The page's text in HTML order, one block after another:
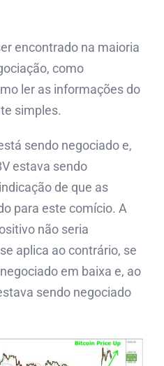
encontrado na maioria
como
ler as informações do
simples.
sendo negociado e,
estava sendo
de que as
para este comício. A
não seria
aplica ao contrário, se
em baixa e, ao
sendo negociado